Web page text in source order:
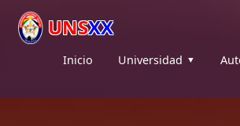
UNSXX
Inicio Universidad